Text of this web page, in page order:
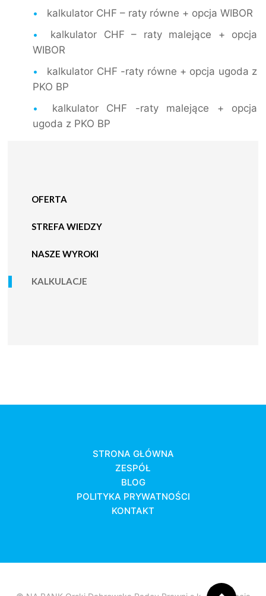
kalkulator CHF – raty równe + opcja WIBOR
kalkulator CHF – raty malejące + opcja
WIBOR
kalkulator CHF -raty równe + opcja ugoda z
PKO BP
kalkulator CHF -raty malejące + opcja
ugoda z PKO BP
OFERTA
STREFA WIEDZY
NASZE WYROKI
KALKULACJE
STRONA GŁÓWNA
ZESPÓŁ
BLOG
POLITYKA PRYWATNOŚCI
KONTAKT